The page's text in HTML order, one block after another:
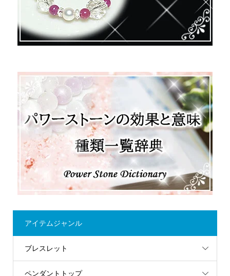
アイテムジャンル
ブレスレット
ペンダントトップ